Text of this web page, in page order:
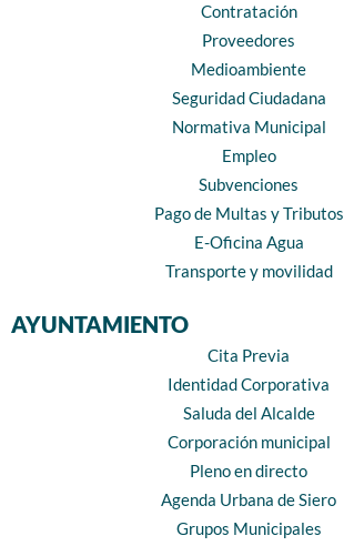
Contratación
Proveedores
Medioambiente
Seguridad Ciudadana
Normativa Municipal
Empleo
Subvenciones
Pago de Multas y Tributos
E-Oficina Agua
Transporte y movilidad
AYUNTAMIENTO
Cita Previa
Identidad Corporativa
Saluda del Alcalde
Corporación municipal
Pleno en directo
Agenda Urbana de Siero
Grupos Municipales